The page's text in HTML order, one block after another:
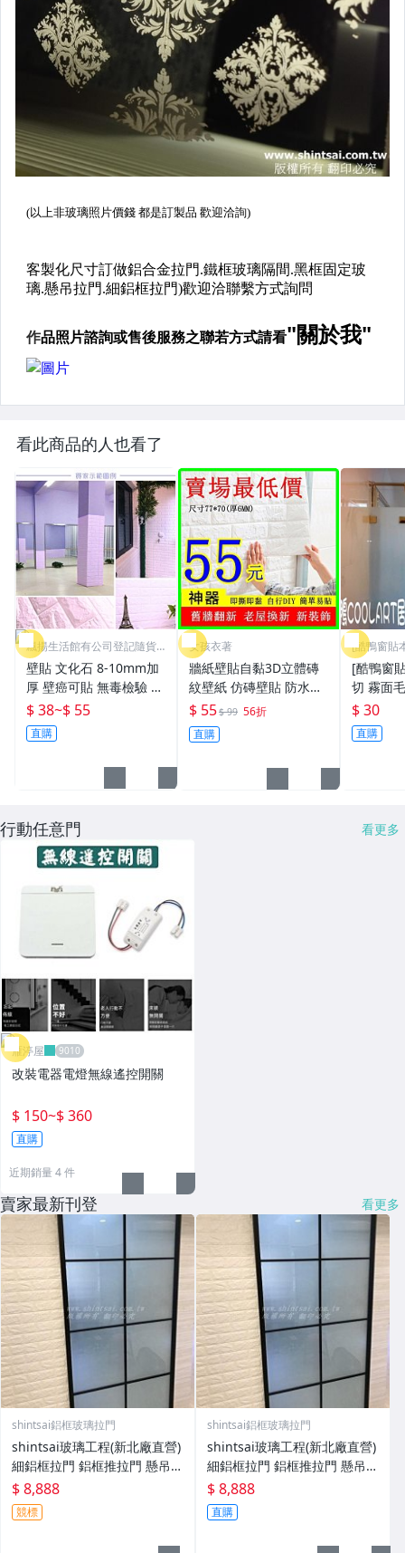
看此商品的人也看了
飄揚生活館有公司登記隨貨
附發票
壁貼 文化石 8-10mm加
厚 壁癌可貼 無毒檢驗 磚
紋 壁紙 自黏背膠 隔音
防撞 防水防霉 牆壁 壁癌
裝潢 電視牆
$ 38~$ 55
直購
女孩衣著
牆紙壁貼自黏3D立體磚
紋壁紙 仿磚壁貼 防水防
撞牆 仿壁磚 防撞條 壁癌
泡沫軟包臥室温馨裝潢裝
飾壁癌貼紙(NO.50)
$ 55$ 99 56折
直購
[酷鴨窗貼
[酷鴨窗
切 霧面
紙 浴室
貼紙 遮光 霧面毛玻璃 落
地窗霧
$ 30
直購
行動任意門 看更多
雁渟屋
改裝電器電燈無線遙控開關
$ 150~$ 360
直購
近期銷量 4 件
賣家最新刊登 看更多
shintsai鋁框玻璃拉門
shintsai玻璃工程(新北廠直營)
細鋁框拉門 鋁框推拉門 懸吊滑
門 鐵框隔間 鐵框屏風玻璃安裝
$ 8,888
競標
shintsai鋁框玻璃拉門
shintsai玻璃工程(新北廠直營)
細鋁框拉門 鋁框推拉門 懸吊滑
門 鐵框隔間 鐵框屏風玻璃安裝
$ 8,888
直購